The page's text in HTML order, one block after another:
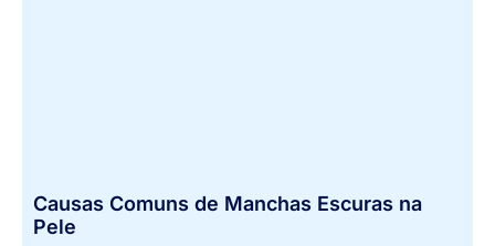
Causas Comuns de Manchas Escuras na
Pele